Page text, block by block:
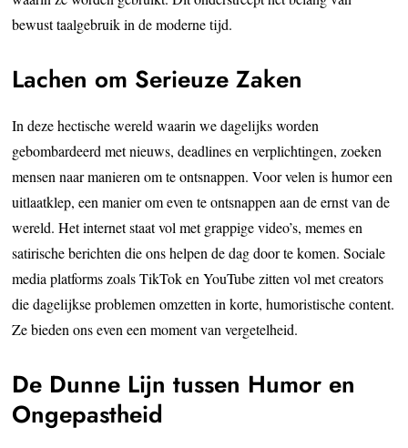
bewust taalgebruik in de moderne tijd.
Lachen om Serieuze Zaken
In deze hectische wereld waarin we dagelijks worden
gebombardeerd met nieuws, deadlines en verplichtingen, zoeken
mensen naar manieren om te ontsnappen. Voor velen is humor een
uitlaatklep, een manier om even te ontsnappen aan de ernst van de
wereld. Het internet staat vol met grappige video’s, memes en
satirische berichten die ons helpen de dag door te komen. Sociale
media platforms zoals TikTok en YouTube zitten vol met creators
die dagelijkse problemen omzetten in korte, humoristische content.
Ze bieden ons even een moment van vergetelheid.
De Dunne Lijn tussen Humor en
Ongepastheid